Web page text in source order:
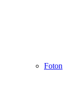
Foton